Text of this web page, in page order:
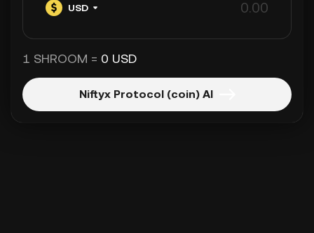
USD
1 SHROOM = 0 USD
Niftyx Protocol (coin) Al